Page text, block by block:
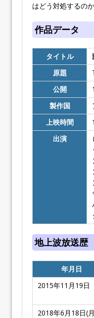
はどう対処するの
作品データ
タイトル
原題
公開
製作国
上映時間
出演
地上波放送歴
年月日
2015年11月19日
2018年6月18日(